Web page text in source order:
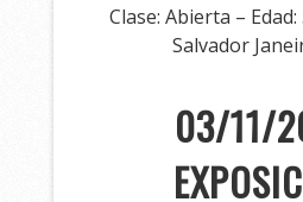
Clase: Abierta – Edad:
Salvador
03/11/